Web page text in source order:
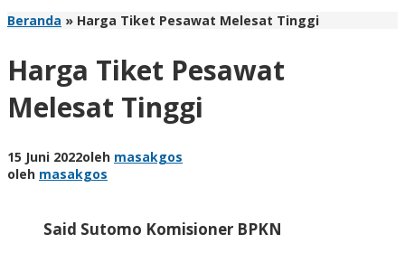
Beranda » Harga Tiket Pesawat Melesat Tinggi
Harga Tiket Pesawat
Melesat Tinggi
15 Juni 2022oleh masakgos
oleh masakgos
Said Sutomo Komisioner BPKN